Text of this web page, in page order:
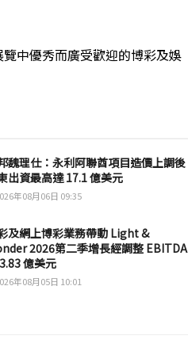
中優秀而廣受歡迎的博彩及娛
魏理仕：永利阿聯酋項目造價上調後
出資最高達 17.1 億美元
年08月06日 09:35
及網上博彩業務帶動 Light &
2026第二季增長經調整 EBITDA
億美元
年08月05日 10:01